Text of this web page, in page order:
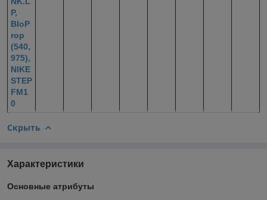
P,
BIoP
rop
(540,
975),
NIKE
STEP
FM1
0
Скрыть
Характеристики
Основные атрибуты